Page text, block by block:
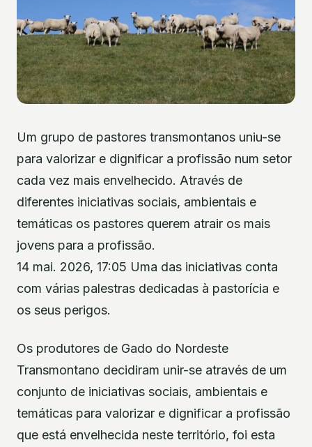
Um grupo de pastores transmontanos uniu-se
para valorizar e dignificar a profissão num setor
cada vez mais envelhecido. Através de
diferentes iniciativas sociais, ambientais e
temáticas os pastores querem atrair os mais
jovens para a profissão.
14 mai. 2026, 17:05 Uma das iniciativas conta
com várias palestras dedicadas à pastorícia e
os seus perigos.
Os produtores de Gado do Nordeste
Transmontano decidiram unir-se através de um
conjunto de iniciativas sociais, ambientais e
temáticas para valorizar e dignificar a profissão
que está envelhecida neste território, foi esta